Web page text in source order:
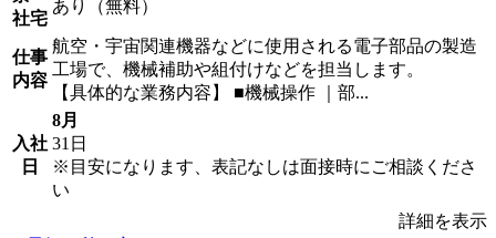
社宅
あり（無料）
仕事
内容
航空・宇宙関連機器などに使用される電子部品の製造
工場で、機械補助や組付けなどを担当します。
【具体的な業務内容】 ■機械操作 ｜部...
入社
日
8月
31日
※目安になります、表記なしは面接時にご相談くださ
い
詳細を表示